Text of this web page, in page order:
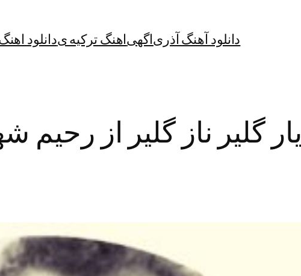
دانلود آهنگ آذریاگهیاهنگ ترکیه یدانلود
یار گلیر ناز گلیر از رحیم